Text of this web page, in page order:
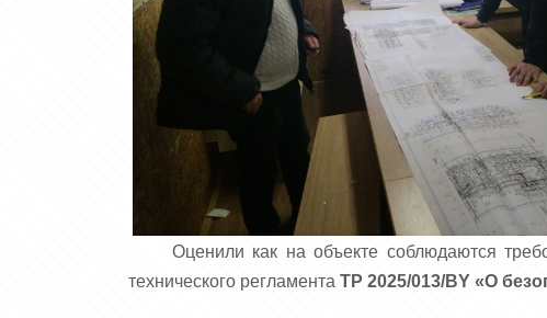
Оценили как на объекте соблюдаются
технического регламента ТР 2025/013/BY «О